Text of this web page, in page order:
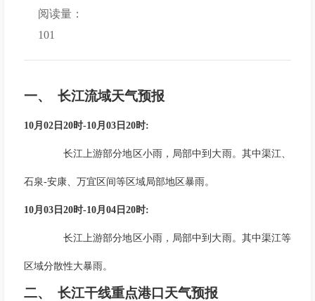
阅读量：
101
一、 长江流域天气预报
10月 02日 20时-10月 03日 20时:
长江上游部分地区小雨，局部中到大雨。其中渠江、
石泉-安康、万宜区间等区域局部地区暴雨。
10月 03日 20时-10月 04日 20时:
长江上游部分地区小雨，局部中到大雨。其中渠江等
区域分散性大暴雨。
二、 长江干线重点港口天气预报